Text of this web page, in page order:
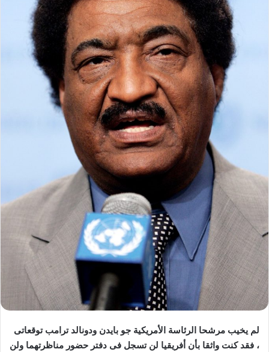
لم يخيب مرشحا الرئاسة الأمريكية جو بايدن ودونالد ترامب توقعاتى
، فقد كنت واثقا بأن أفريقيا لن تسجل فى دفتر حضور مناظرتهما ولن